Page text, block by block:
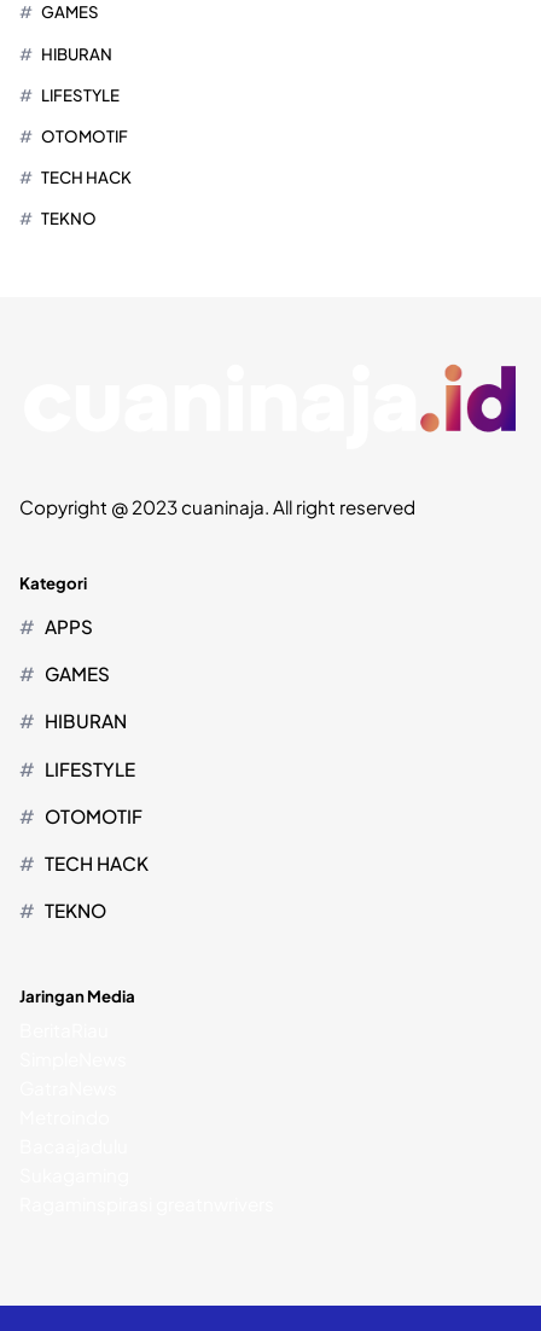
GAMES
HIBURAN
LIFESTYLE
OTOMOTIF
TECH HACK
TEKNO
Copyright @ 2023 cuaninaja. All right reserved
Kategori
APPS
GAMES
HIBURAN
LIFESTYLE
OTOMOTIF
TECH HACK
TEKNO
Jaringan Media